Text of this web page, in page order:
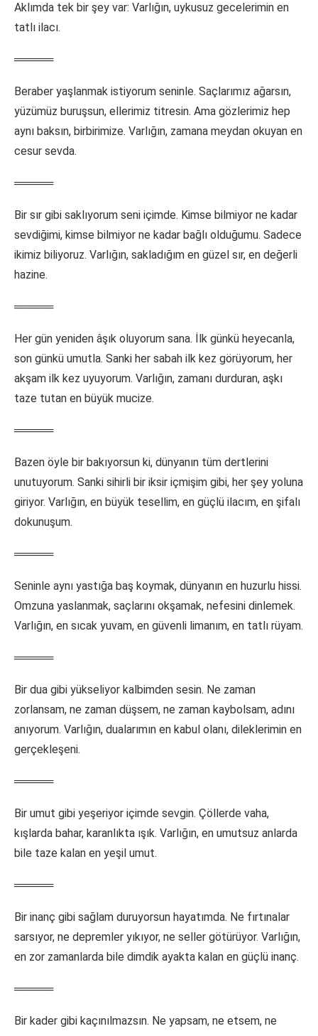
Aklımda tek bir şey var: Varlığın, uykusuz gecelerimin en
tatlı ilacı.
═════
Beraber yaşlanmak istiyorum seninle. Saçlarımız ağarsın,
yüzümüz buruşsun, ellerimiz titresin. Ama gözlerimiz hep
aynı baksın, birbirimize. Varlığın, zamana meydan okuyan en
cesur sevda.
═════
Bir sır gibi saklıyorum seni içimde. Kimse bilmiyor ne kadar
sevdiğimi, kimse bilmiyor ne kadar bağlı olduğumu. Sadece
ikimiz biliyoruz. Varlığın, sakladığım en güzel sır, en değerli
hazine.
═════
Her gün yeniden âşık oluyorum sana. İlk günkü heyecanla,
son günkü umutla. Sanki her sabah ilk kez görüyorum, her
akşam ilk kez uyuyorum. Varlığın, zamanı durduran, aşkı
taze tutan en büyük mucize.
═════
Bazen öyle bir bakıyorsun ki, dünyanın tüm dertlerini
unutuyorum. Sanki sihirli bir iksir içmişim gibi, her şey yoluna
giriyor. Varlığın, en büyük tesellim, en güçlü ilacım, en şifalı
dokunuşum.
═════
Seninle aynı yastığa baş koymak, dünyanın en huzurlu hissi.
Omzuna yaslanmak, saçlarını okşamak, nefesini dinlemek.
Varlığın, en sıcak yuvam, en güvenli limanım, en tatlı rüyam.
═════
Bir dua gibi yükseliyor kalbimden sesin. Ne zaman
zorlansam, ne zaman düşsem, ne zaman kaybolsam, adını
anıyorum. Varlığın, dualarımın en kabul olanı, dileklerimin en
gerçekleşeni.
═════
Bir umut gibi yeşeriyor içimde sevgin. Çöllerde vaha,
kışlarda bahar, karanlıkta ışık. Varlığın, en umutsuz anlarda
bile taze kalan en yeşil umut.
═════
Bir inanç gibi sağlam duruyorsun hayatımda. Ne fırtınalar
sarsıyor, ne depremler yıkıyor, ne seller götürüyor. Varlığın,
en zor zamanlarda bile dimdik ayakta kalan en güçlü inanç.
═════
Bir kader gibi kaçınılmazsın. Ne yapsam, ne etsem, ne